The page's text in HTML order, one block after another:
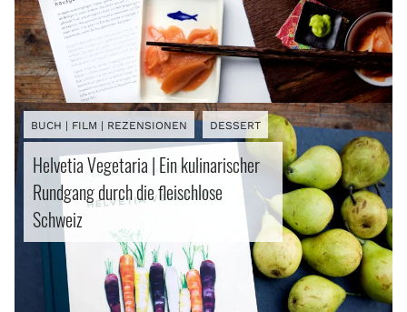
BUCH | FILM | REZENSIONEN DESSERT
Helvetia Vegetaria | Ein kulinarischer
Rundgang durch die fleischlose
Schweiz